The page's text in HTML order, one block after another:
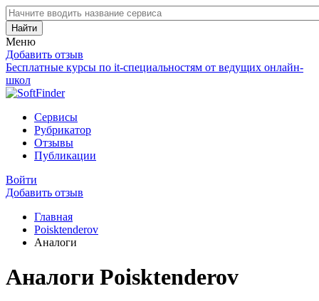
Найти
Меню
Добавить отзыв
Бесплатные курсы по it-специальностям от ведущих онлайн-
школ
Сервисы
Рубрикатор
Отзывы
Публикации
Войти
Добавить отзыв
Главная
Poisktenderov
Аналоги
Аналоги Poisktenderov